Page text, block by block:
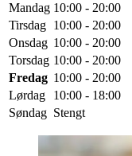
Mandag 10:00 - 20:00
Tirsdag 10:00 - 20:00
Onsdag 10:00 - 20:00
Torsdag 10:00 - 20:00
Fredag 10:00 - 20:00
Lørdag
10:00 - 18:00
Søndag Stengt